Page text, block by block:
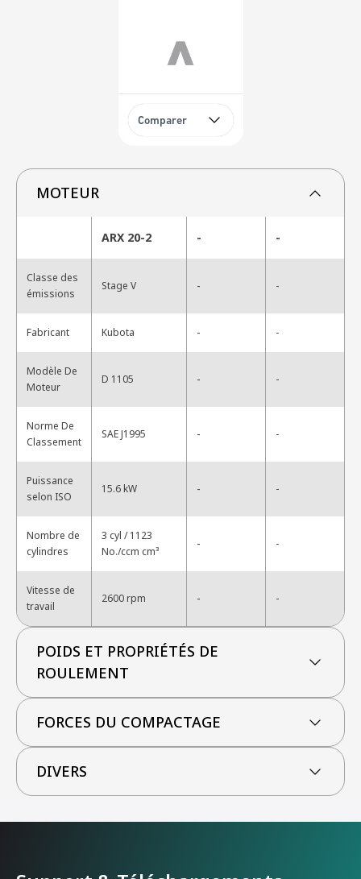
Comparer
MOTEUR
ARX 20-2 - -
Classe des
émissions
Stage V - -
Fabricant Kubota - -
Modèle De
Moteur
D 1105 - -
Norme De
Classement
SAE J1995 - -
Puissance
selon ISO
15.6 kW - -
Nombre de
cylindres
3 cyl / 1123
No./ccm cm³
- -
Vitesse de
travail
2600 rpm - -
POIDS ET PROPRIÉTÉS DE
ROULEMENT
FORCES DU COMPACTAGE
DIVERS